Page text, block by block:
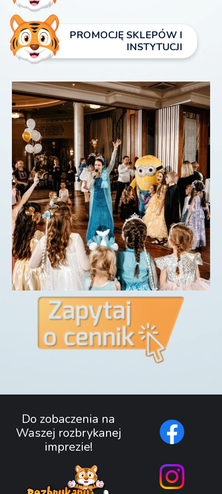
PROMOCJĘ SKLEPÓW I
INSTYTUCJI
Do zobaczenia na
Waszej rozbrykanej
imprezie!